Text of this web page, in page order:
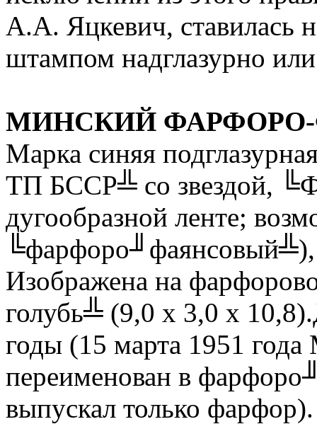
А.А. Яцкевич, ставилась
штампом надглазурно
МИНСКИЙ
Марка синяя
ТП БССР╩ со
дугообразной ленте;
Изображена на
голубь╩ (9,0 х 3,0 х
годы (15 марта 1951
переименован в
выпускал только фарфор).